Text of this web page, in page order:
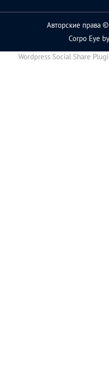
Авторские права
Corpo Eye by
Wordpress Social Share